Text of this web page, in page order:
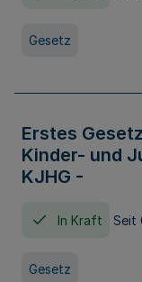
Gesetz
Erstes
Kinder- und
KJHG -
In Kraft Seit
Gesetz